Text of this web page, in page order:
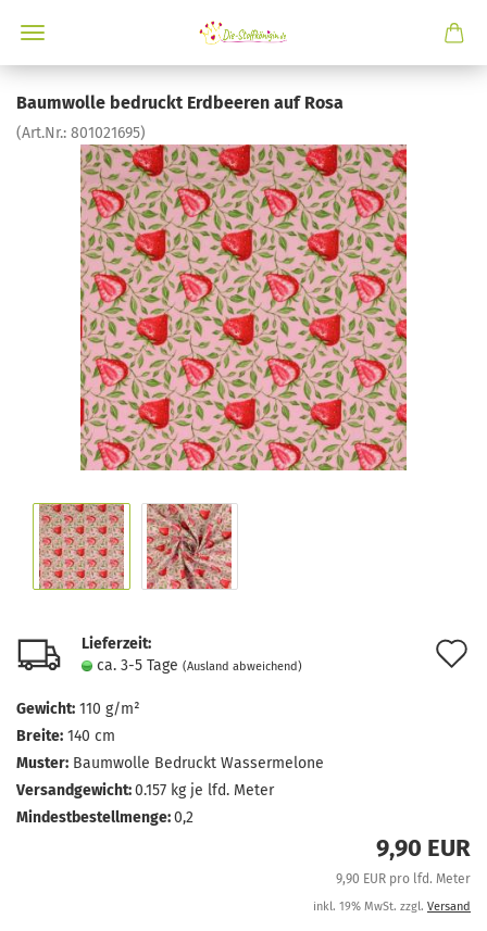
Baumwolle bedruckt Erdbeeren auf Rosa
(Art.Nr.: 801021695)
Lieferzeit:
ca. 3-5 Tage (Ausland abweichend)
Gewicht: 110 g/m²
Breite: 140 cm
Muster: Baumwolle Bedruckt Wassermelone
Versandgewicht:0.157 kg je lfd. Meter
Mindestbestellmenge:0,2
9,90 EUR
9,90 EUR pro lfd. Meter
inkl. 19% MwSt. zzgl. Versand